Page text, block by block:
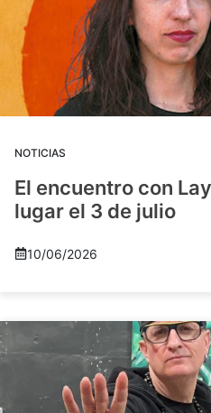
NOTICIAS
El encuentro con
lugar el 3 de julio
10/06/2026